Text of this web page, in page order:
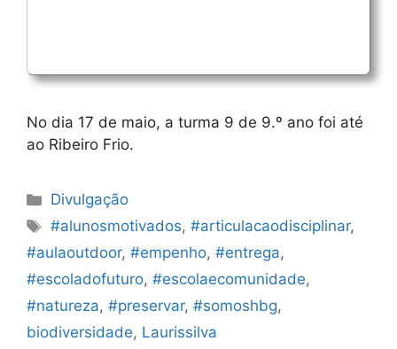
No dia 17 de maio, a turma 9 de 9.º ano foi até
ao Ribeiro Frio.
Categorias
Divulgação
Etiquetas
#alunosmotivados,#articulacaodisciplinar,
#aulaoutdoor, #empenho, #entrega,
#escoladofuturo, #escolaecomunidade,
#natureza, #preservar, #somoshbg,
biodiversidade, Laurissilva